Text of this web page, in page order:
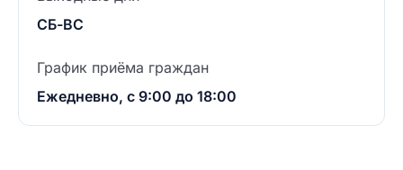
СБ-ВС
График приёма граждан
Ежедневно, с 9:00 до 18:00